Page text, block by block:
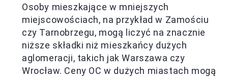
Osoby mieszkające w mniejszych
miejscowościach, na przykład w Zamościu
czy Tarnobrzegu, mogą liczyć na znacznie
niższe składki niż mieszkańcy dużych
aglomeracji, takich jak Warszawa czy
Wrocław. Ceny OC w dużych miastach mogą